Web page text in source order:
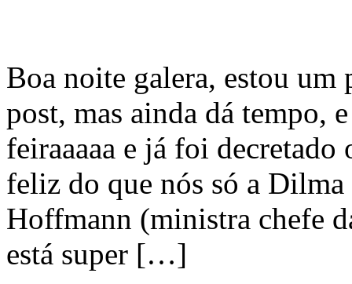
Boa noite galera, estou um
post, mas ainda dá tempo,
feiraaaaa e já foi
feliz do que nós só a
Hoffmann (ministra chefe
está super […]